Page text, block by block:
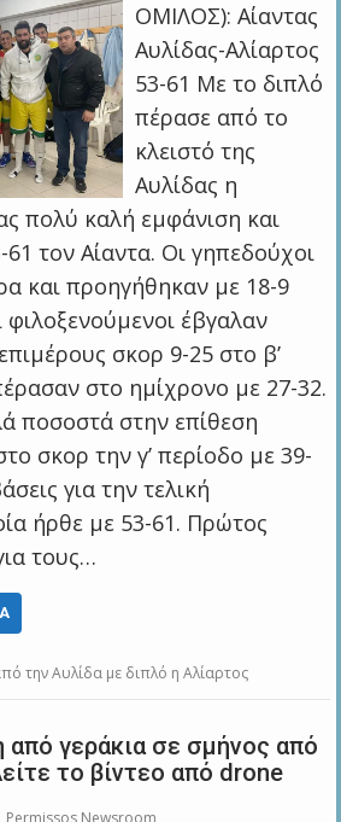
ΟΜΙΛΟΣ): Αίαντας
Αυλίδας-Αλίαρτος
53-61 Με το διπλό
πέρασε από το
κλειστό της
Αυλίδας η
πολύ καλή εμφάνιση και
61 τον Αίαντα. Οι γηπεδούχοι
και προηγήθηκαν με 18-9
φιλοξενούμενοι έβγαλαν
σκορ 9-25 στο β’
στο ημίχρονο με 27-32.
ποσοστά στην επίθεση
σκορ την γ’ περίοδο με 39-
για την τελική
ήρθε με 53-61. Πρώτος
τους…
την Αυλίδα με διπλό η Αλίαρτος
από γεράκια σε σμήνος από
το βίντεο από drone